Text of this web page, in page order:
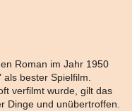
Roman im Jahr 1950
bester Spielfilm.
verfilmt wurde, gilt das
Dinge und unübertroffen.